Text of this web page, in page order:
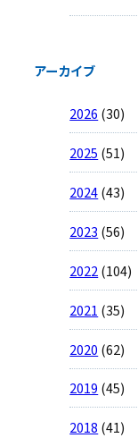
アーカイブ
2026 (30)
2025 (51)
2024(43)
2023 (56)
2022(104)
2021 (35)
2020 (62)
2019 (45)
2018 (41)